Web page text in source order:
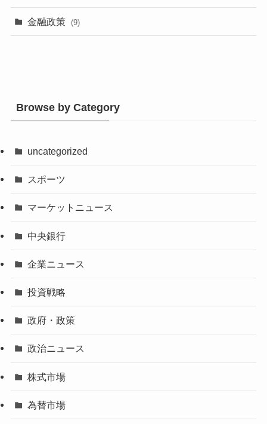
金融政策 (9)
Browse by Category
uncategorized
スポーツ
マーケットニュース
中央銀行
企業ニュース
投資戦略
政府・政策
政治ニュース
株式市場
為替市場